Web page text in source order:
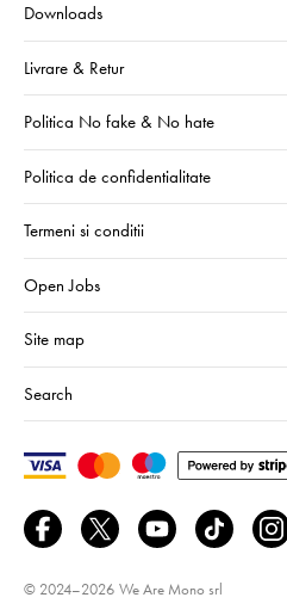
Downloads
Livrare & Retur
Politica No fake & No hate
Politica de confidentialitate
Termeni si conditii
Open Jobs
Site map
Search
© 2024–2026 We Are Mono srl